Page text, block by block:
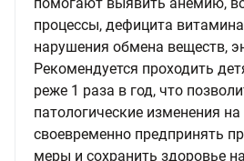
процессы, дефицита
нарушения обмена веществ,
Рекомендуется проходить
реже 1 раза в год, что
патологические изменения
своевременно предпринять
меры и сохранить здоровье